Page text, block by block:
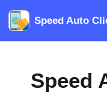
Speed Auto
Speed